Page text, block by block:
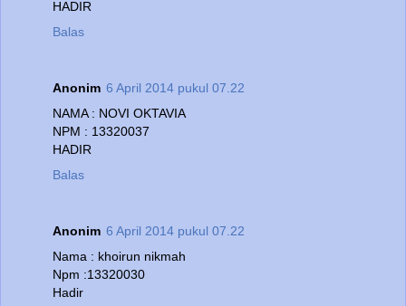
HADIR
Balas
Anonim 6 April 2014 pukul 07.22
NAMA : NOVI OKTAVIA
NPM : 13320037
HADIR
Balas
Anonim 6 April 2014 pukul 07.22
Nama : khoirun nikmah
Npm :13320030
Hadir